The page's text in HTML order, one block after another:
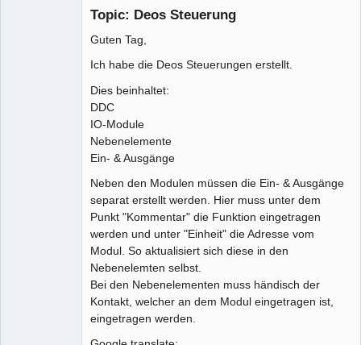
Google_Search
Topic: Deos Steuerung
Guten Tag,
Ich habe die Deos Steuerungen erstellt.
Dies beinhaltet:
DDC
IO-Module
Nebenelemente
Ein- & Ausgänge
Neben den Modulen müssen die Ein- & Ausgänge
separat erstellt werden. Hier muss unter dem
Punkt "Kommentar" die Funktion eingetragen
werden und unter "Einheit" die Adresse vom
Modul. So aktualisiert sich diese in den
Nebenelemten selbst.
Bei den Nebenelementen muss händisch der
Kontakt, welcher an dem Modul eingetragen ist,
eingetragen werden.